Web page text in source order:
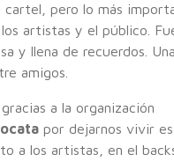
cartel, pero lo más
artistas y el público.
y llena de recuerdos.
amigos.
a la organización
por dejarnos vivir
a los artistas, en el